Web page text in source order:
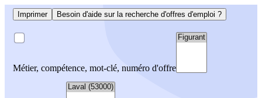
Imprimer Besoin d'aide sur la recherche d'offres d'emploi ?
Métier, compétence, mot-clé, numéro d'offre